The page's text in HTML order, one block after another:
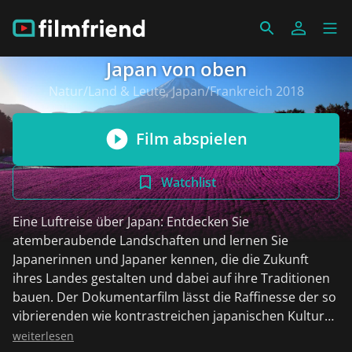
Japan von oben
Natur/Land & Leute, Japan/Frankreich 2018
Film abspielen
Watchlist
Eine Luftreise über Japan: Entdecken Sie
atemberaubende Landschaften und lernen Sie
Japanerinnen und Japaner kennen, die die Zukunft
ihres Landes gestalten und dabei auf ihre Traditionen
bauen. Der Dokumentarfilm lässt die Raffinesse der so
vibrierenden wie kontrastreichen japanischen Kultur
neu erleben. Gedreht über vier Jahreszeiten mit
weiterlesen